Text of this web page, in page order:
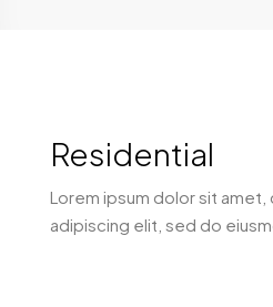
Residential
Lorem ipsum dolor sit
adipiscing elit, sed do